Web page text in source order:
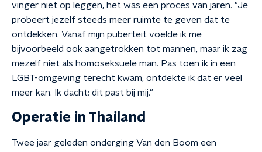
vinger niet op leggen, het was een proces van jaren. "Je
probeert jezelf steeds meer ruimte te geven dat te
ontdekken. Vanaf mijn puberteit voelde ik me
bijvoorbeeld ook aangetrokken tot mannen, maar ik zag
mezelf niet als homoseksuele man. Pas toen ik in een
LGBT-omgeving terecht kwam, ontdekte ik dat er veel
meer kan. Ik dacht: dit past bij mij."
Operatie in Thailand
Twee jaar geleden onderging Van den Boom een